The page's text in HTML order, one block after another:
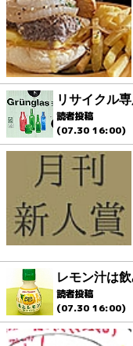
リサイクル
読者投稿
(07.30 16:00)
レモン汁は
読者投稿
(07.30 16:00)